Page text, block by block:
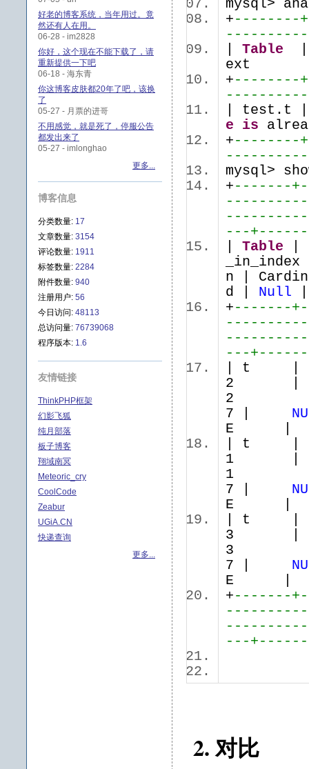
mysql>
+--------
Table
+--------
| test.t
e
is
+--------
mysql>
+-------
---
Table
n |
d | Null
+-------
---
| t
2 |
2 |
7 |
E
| t
1 |
1 |
7 |
E
| t
3 |
3 |
7 |
E
+-------
---
2. 对比
好老的博客系统，当年用过。竟
然还有人在用。
06-28 - im2828
你好，这个现在不能下载了，请
重新提供一下吧
06-18 - 海东青
你这博客皮肤都20年了吧，该换
了
05-27 - 月票的进哥
不用感觉，就是死了，停服公告
都发出来了
05-27 - imlonghao
更多...
博客信息
分类数量: 17
文章数量: 3154
评论数量: 1911
标签数量: 2284
附件数量: 940
注册用户: 56
今日访问: 48113
总访问量: 76739068
程序版本: 1.6
友情链接
ThinkPHP框架
幻影飞狐
纯月部落
板子博客
翔域南冥
Meteoric_cry
CoolCode
Zeabur
UGiA.CN
快递查询
更多...